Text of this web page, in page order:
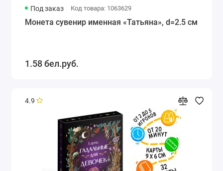
Под заказ Код товара: 1063629
Монета сувенир именная «Татьяна», d=2.5 см
1.58 бел.руб.
4.9